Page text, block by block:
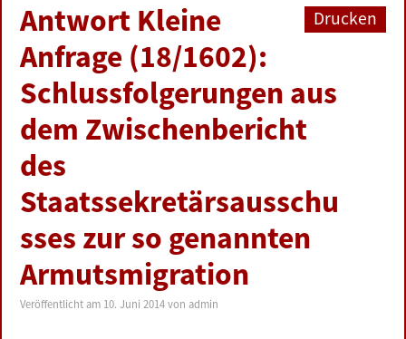
BUNDESTAG
PRESSE
ZUR PERSON
LINKS
DATENSCHUTZERKLÄRUNG
IMPRESSUM
Drucken
Antwort Kleine
Anfrage (18/1602):
Schlussfolgerungen aus
dem Zwischenbericht
des
Staatssekretärsausschu
sses zur so genannten
Armutsmigration
Veröffentlicht am 10. Juni 2014 vonadmin